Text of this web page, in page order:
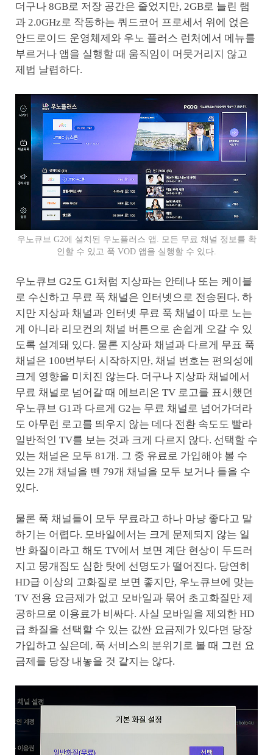
더구나 8GB로 저장 공간은 줄었지만, 2GB로 늘린 램
과 2.0GHz로 작동하는 쿼드코어 프로세서 위에 얹은
안드로이드 운영체제와 우노 플러스 런처에서 메뉴를
부르거나 앱을 실행할 때 움직임이 머뭇거리지 않고
제법 날렵하다.
우노큐브 G2에 설치된 우노플러스 앱. 모든 무료 채널 정보를 확
인할 수 있고 푹 VOD 앱을 실행할 수 있다.
우노큐브 G2도 G1처럼 지상파는 안테나 또는 케이블
로 수신하고 무료 푹 채널은 인터넷으로 전송된다. 하
지만 지상파 채널과 인터넷 무료 푹 채널이 따로 노는
게 아니라 리모컨의 채널 버튼으로 손쉽게 오갈 수 있
도록 설계돼 있다. 물론 지상파 채널과 다르게 무표 푹
채널은 100번부터 시작하지만, 채널 번호는 편의성에
크게 영향을 미치진 않는다. 더구나 지상파 채널에서
무료 채널로 넘어갈 때 에브리온 TV 로고를 표시했던
우노큐브 G1과 다르게 G2는 무료 채널로 넘어가더라
도 아무런 로고를 띄우지 않는 데다 전환 속도도 빨라
일반적인 TV를 보는 것과 크게 다르지 않다. 선택할 수
있는 채널은 모두 81개. 그 중 유료로 가입해야 볼 수
있는 2개 채널을 뺀 79개 채널을 모두 보거나 들을 수
있다.
물론 푹 채널들이 모두 무료라고 하나 마냥 좋다고 말
하기는 어렵다. 모바일에서는 크게 문제되지 않는 일
반 화질이라고 해도 TV에서 보면 계단 현상이 두드러
지고 뭉개짐도 심한 탓에 선명도가 떨어진다. 당연히
HD급 이상의 고화질로 보면 좋지만, 우노큐브에 맞는
TV 전용 요금제가 없고 모바일과 묶어 초고화질만 제
공하므로 이용료가 비싸다. 사실 모바일을 제외한 HD
급 화질을 선택할 수 있는 값싼 요금제가 있다면 당장
가입하고 싶은데, 푹 서비스의 분위기로 볼 때 그런 요
금제를 당장 내놓을 것 같지는 않다.